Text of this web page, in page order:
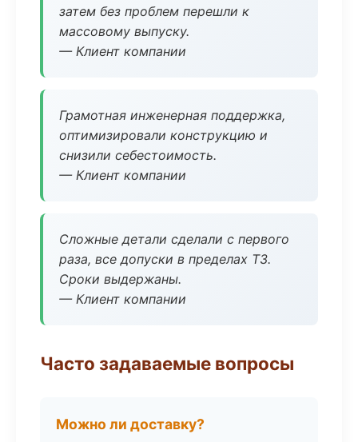
затем без проблем перешли к
массовому выпуску.
— Клиент компании
Грамотная инженерная поддержка,
оптимизировали конструкцию и
снизили себестоимость.
— Клиент компании
Сложные детали сделали с первого
раза, все допуски в пределах ТЗ.
Сроки выдержаны.
— Клиент компании
Часто задаваемые вопросы
Можно ли доставку?